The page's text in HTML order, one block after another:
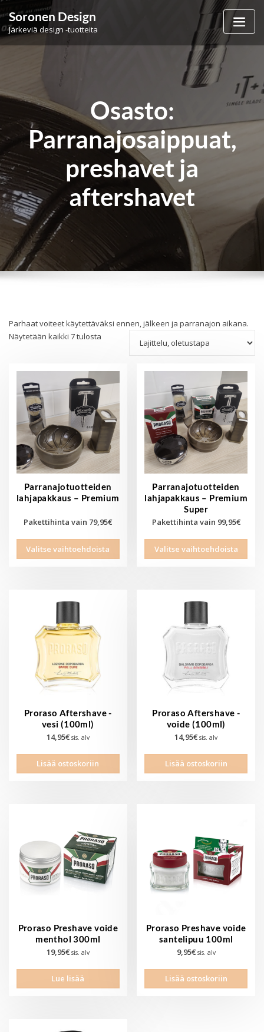
to
content
Soronen Design
Järkeviä design -tuotteita
Osasto:
Parranajosaippuat,
preshavet ja
aftershavet
Parhaat voiteet käytettäväksi ennen, jälkeen ja parranajon aikana.
Näytetään kaikki 7 tulosta
Parranajotuotteiden
lahjapakkaus – Premium
Pakettihinta vain 79,95€
Valitse vaihtoehdoista
Parranajotuotteiden
lahjapakkaus – Premium
Super
Pakettihinta vain 99,95€
Valitse vaihtoehdoista
Proraso Aftershave -
vesi (100ml)
14,95€ sis. alv
Lisää ostoskoriin
Proraso Aftershave -
voide (100ml)
14,95€ sis. alv
Lisää ostoskoriin
Proraso Preshave voide
menthol 300ml
19,95€ sis. alv
Lue lisää
Proraso Preshave voide
santelipuu 100ml
9,95€ sis. alv
Lisää ostoskoriin